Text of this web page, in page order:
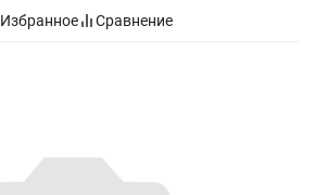
Избранное Сравнение